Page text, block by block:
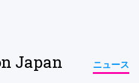
Japan
ニュース